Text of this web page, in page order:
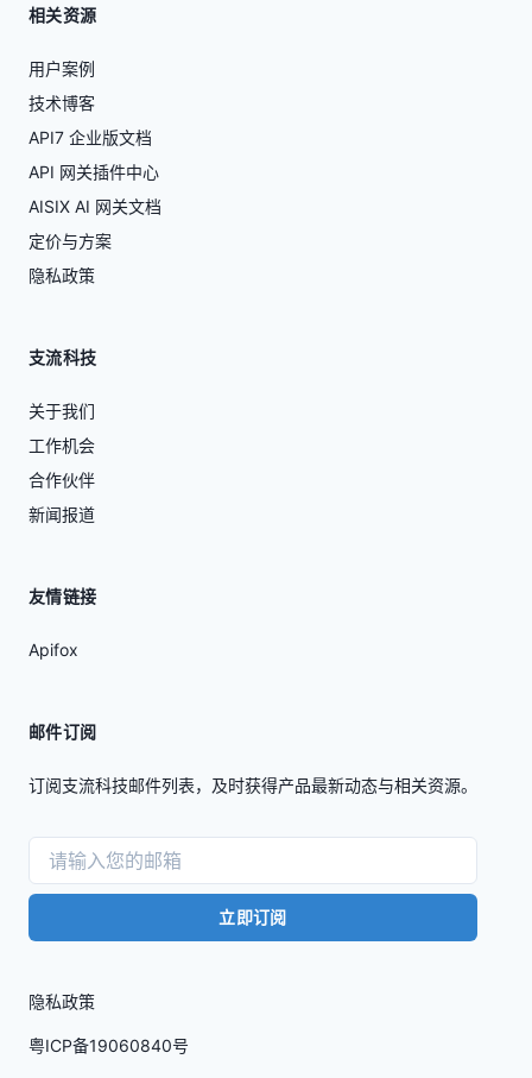
相关资源
用户案例
技术博客
API7 企业版文档
API 网关插件中心
AISIX AI 网关文档
定价与方案
隐私政策
支流科技
关于我们
工作机会
合作伙伴
新闻报道
友情链接
Apifox
邮件订阅
订阅支流科技邮件列表，及时获得产品最新动态与相关资源。
立即订阅
隐私政策
粤ICP备19060840号